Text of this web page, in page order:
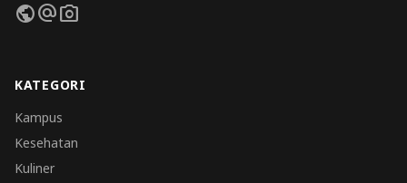
publicalternate_emailphoto_camera
KATEGORI
Kampus
Kesehatan
Kuliner